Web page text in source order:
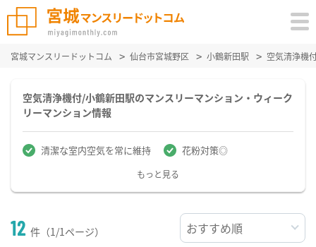
宮城マンスリードットコム 仙台市宮城野区 小鶴新田駅 空気清浄機
空気清浄機付/小鶴新田駅のマンスリーマンション・ウィーク
リーマンション情報
清潔な室内空気を常に維持 花粉対策◎
もっと見る
12 件（1/1ページ）